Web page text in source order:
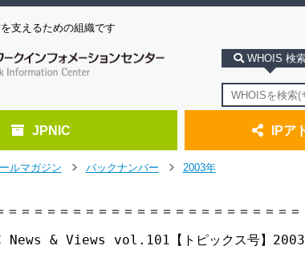
支えるための組織です
WHOIS 検
JPNIC IPア
ルマガジン
バックナンバー
2003年
＝＝＝＝＝＝＝＝＝＝＝＝＝＝＝＝＝＝＝＝＝＝＝
& Views vol.101【トピックス号】